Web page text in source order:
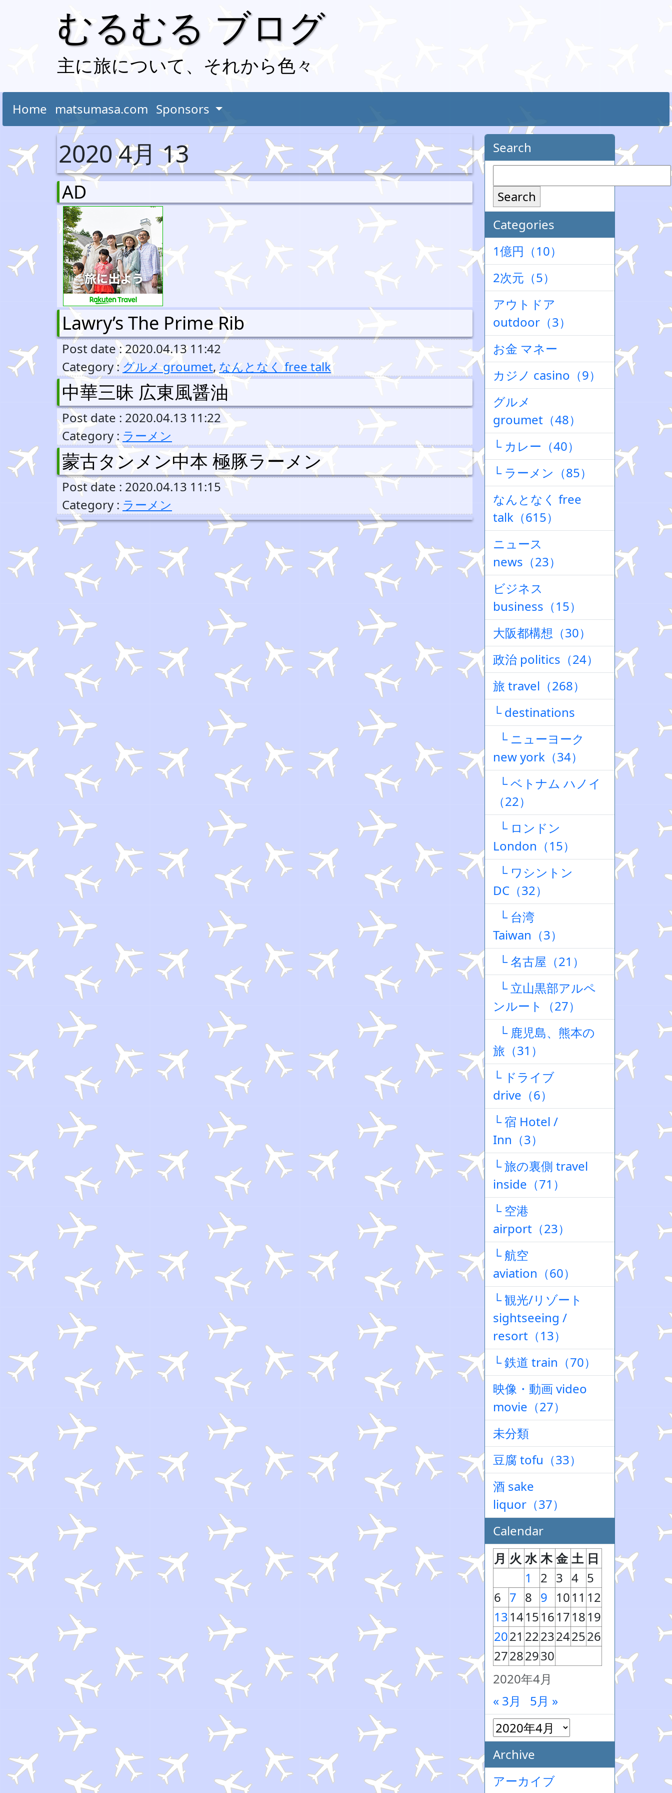
むるむる ブログ
主に旅について、それから色々
Home matsumasa.com Sponsors
2020 4月 13
AD
Lawry’s The Prime Rib
Post date : 2020.04.13 11:42
Category : グルメ groumet, なんとなく free talk
中華三昧 広東風醤油
Post date : 2020.04.13 11:22
Category : ラーメン
蒙古タンメン中本 極豚ラーメン
Post date : 2020.04.13 11:15
Category : ラーメン
Search
Search
Categories
1億円（10）
2次元（5）
アウトドア
outdoor（3）
お金 マネー
カジノ casino（9）
グルメ
groumet（48）
└ カレー（40）
└ ラーメン（85）
なんとなく free
talk（615）
ニュース
news（23）
ビジネス
business（15）
大阪都構想（30）
政治 politics（24）
旅 travel（268）
└ destinations
└ ニューヨーク
new york（34）
└ ベトナム ハノイ
（22）
└ ロンドン
London（15）
└ ワシントン
DC（32）
└ 台湾
Taiwan（3）
└ 名古屋（21）
└ 立山黒部アルペ
ンルート（27）
└ 鹿児島、熊本の
旅（31）
└ ドライブ
drive（6）
└ 宿 Hotel /
Inn（3）
└ 旅の裏側 travel
inside（71）
└ 空港
airport（23）
└ 航空
aviation（60）
└ 観光/リゾート
sightseeing /
resort（13）
└ 鉄道 train（70）
映像・動画 video
movie（27）
未分類
豆腐 tofu（33）
酒 sake
liquor（37）
Calendar
2020年4月
月 火 水 木 金 土 日
1
2 3 4 5
6 7 8 9 1011 12
13141516171819
2021 2223242526
27282930
« 3月 5月 »
Archive
アーカイブ